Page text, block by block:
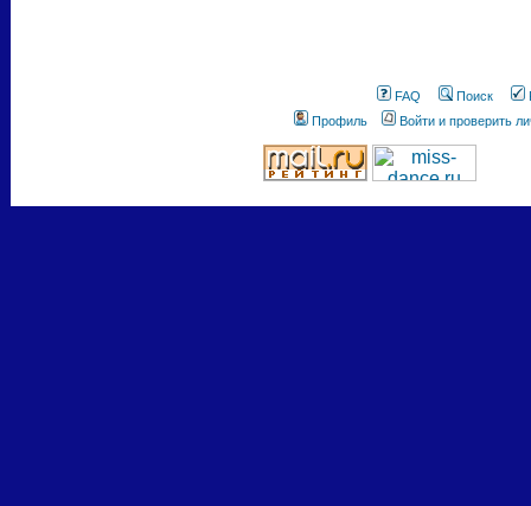
FAQ Поиск
Профиль
Войти и проверить